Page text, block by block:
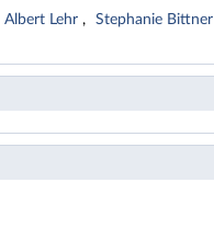
Albert Lehr Stephanie Bittner